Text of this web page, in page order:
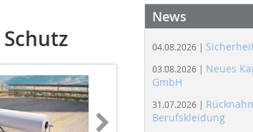
News
04.08.2026 |
03.08.2026 | Neues
GmbH
31.07.2026 |
Berufskleidung